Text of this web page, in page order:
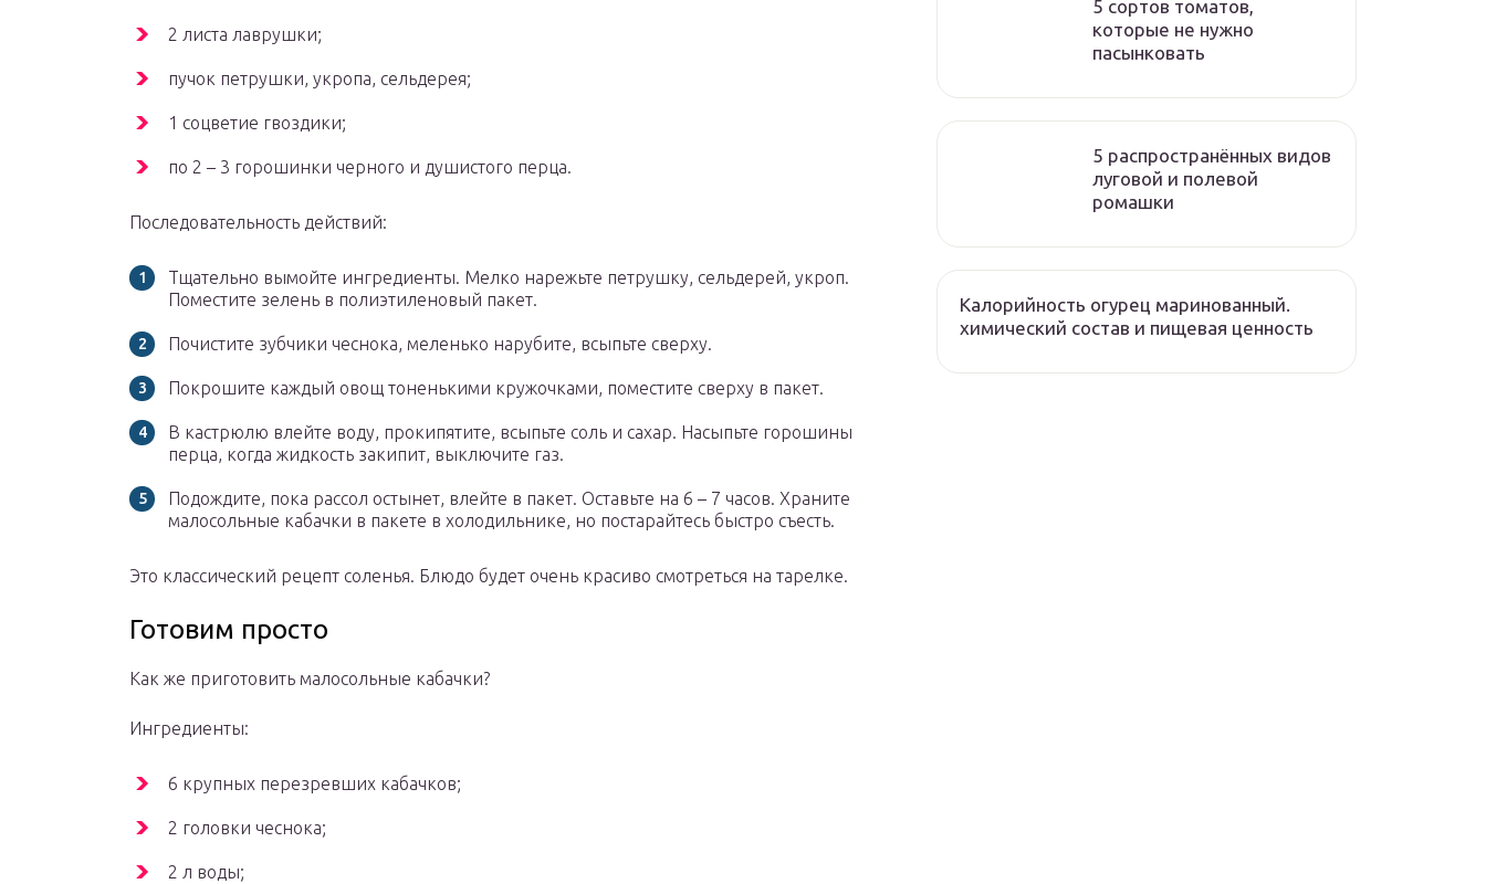
2 листа лаврушки;
пучок петрушки, укропа, сельдерея;
1 соцветие гвоздики;
по 2 – 3 горошинки черного и душистого перца.
Последовательность действий:
Тщательно вымойте ингредиенты. Мелко нарежьте петрушку, сельдерей, укроп.
Поместите зелень в полиэтиленовый пакет.
Почистите зубчики чеснока, меленько нарубите, всыпьте сверху.
Покрошите каждый овощ тоненькими кружочками, поместите сверху в пакет.
В кастрюлю влейте воду, прокипятите, всыпьте соль и сахар. Насыпьте горошины
перца, когда жидкость закипит, выключите газ.
Подождите, пока рассол остынет, влейте в пакет. Оставьте на 6 – 7 часов. Храните
малосольные кабачки в пакете в холодильнике, но постарайтесь быстро съесть.
Это классический рецепт соленья. Блюдо будет очень красиво смотреться на тарелке.
Готовим просто
Как же приготовить малосольные кабачки?
Ингредиенты:
6 крупных перезревших кабачков;
2 головки чеснока;
2 л воды;
5 сортов томатов,
которые не нужно
пасынковать
5 распространённых видов
луговой и полевой
ромашки
Калорийность огурец маринованный.
химический состав и пищевая ценность